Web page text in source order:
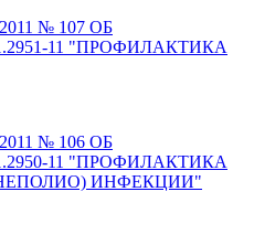
№ 107 ОБ
11 "ПРОФИЛАКТИКА
№ 106 ОБ
11 "ПРОФИЛАКТИКА
ИНФЕКЦИИ"